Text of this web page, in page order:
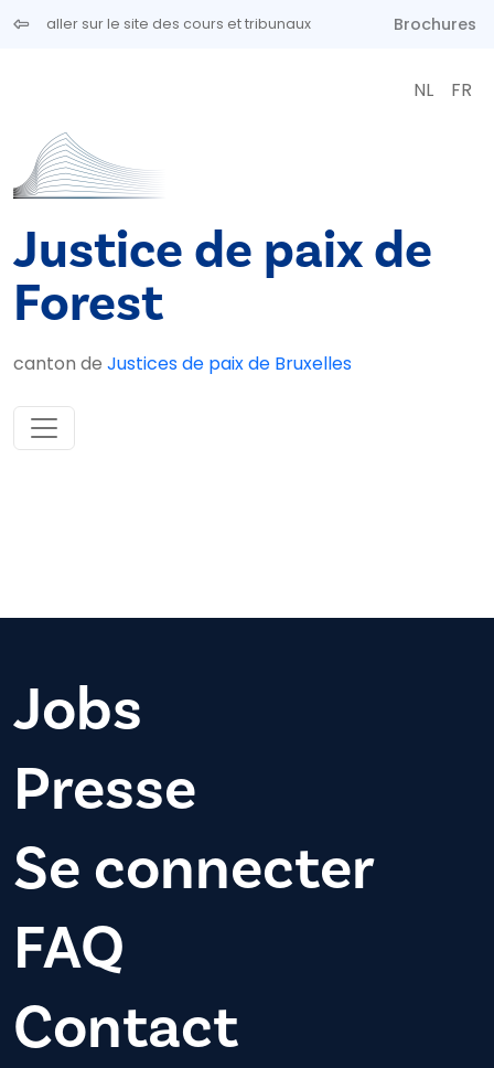
Aller au contenu principal
aller sur le site des cours et tribunaux Brochures
NL FR
Justice de paix de
Forest
canton de Justices de paix de Bruxelles
Jobs
Presse
Se connecter
FAQ
Contact